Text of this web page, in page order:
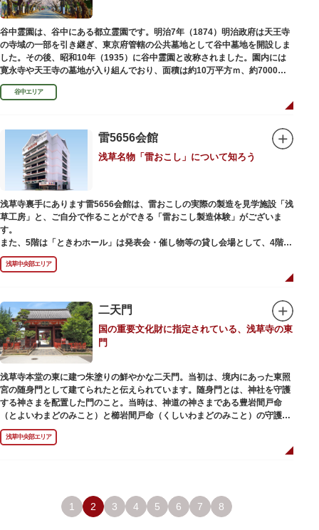
谷中霊園は、谷中にある都立霊園です。明治7年（1874）明治政府は天王寺
の寺域の一部を引き継ぎ、東京府管轄の公共墓地として谷中墓地を開設しま
した。その後、昭和10年（1935）に谷中霊園と改称されました。園内には
寛永寺や天王寺の墓地が入り組んでおり、面積は約10万平方ｍ、約7000基
の墓が並んでいます。園内を通る「さくら通り」は桜の名所となっていま
す。谷中エリア
雷5656会館
浅草名物「雷おこし」について知ろう
浅草寺裏手にあります雷5656会館は、雷おこしの実際の製造を見学施設「浅
草工房」と、ご自分で作ることができる「雷おこし製造体験」がございま
す。
また、5階は「ときわホール」は発表会・催し物等の貸し会場として、4階は
打合せなどでご利用いただける「貸しスペース」がございます。
浅草中央部エリア
二天門
国の重要文化財に指定されている、浅草寺の東
門
浅草寺本堂の東に建つ朱塗りの鮮やかな二天門。当初は、境内にあった東照
宮の随身門として建てられたと伝えられています。随身門とは、神社を守護
する神さまを配置した門のこと。当時は、神道の神さまである豊岩間戸命
（とよいわまどのみこと）と櫛岩間戸命（くしいわまどのみこと）の守護神
像が左右に祀られていました。
しかし、1868年（明治元年）に明治政府が発令した神仏分離令により、仏教
寺院である浅草寺には、この2柱の神さまの像を祀ることができなくなりま
天門に変更されました。
その後、第二次世界大戦により2柱の像は焼失。現在は、上野の寛永寺（か
浅草中央部エリア
1 2 3 4 5 6 7 8